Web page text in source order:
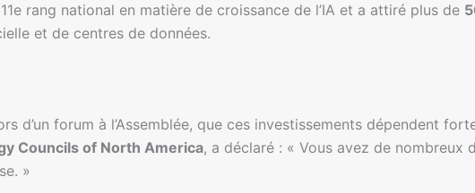
rang national en matière de croissance de l’IA et a attiré plus de
et de centres de données.
d’un forum à l’Assemblée, que ces investissements dépendent
Councils of North America, a déclaré : « Vous avez de nombreux
»